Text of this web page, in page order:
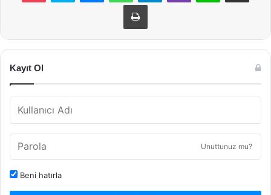
Yazdır
Kayıt Ol
Unuttunuz mu?
Beni hatırla